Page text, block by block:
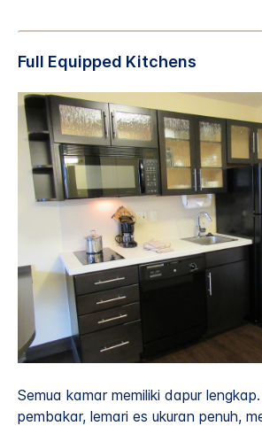
Semua kamar memiliki dapur
pembakar, lemari es ukuran penuh,